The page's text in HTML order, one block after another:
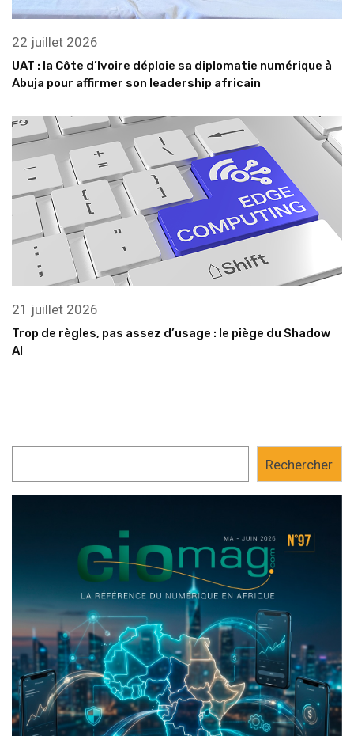
22 juillet 2026
UAT : la Côte d’Ivoire déploie sa diplomatie numérique à
Abuja pour affirmer son leadership africain
21 juillet 2026
Trop de règles, pas assez d’usage : le piège du Shadow
AI
Rechercher